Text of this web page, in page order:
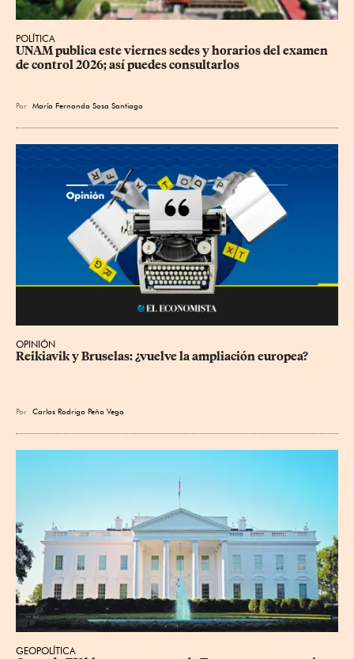
POLÍTICA
UNAM publica este viernes sedes y horarios del examen
de control 2026; así puedes consultarlos
Por María Fernanda Sosa Santiago
OPINIÓN
Reikiavik y Bruselas: ¿vuelve la ampliación europea?
Por Carlos Rodrigo Peña Vega
GEOPOLÍTICA